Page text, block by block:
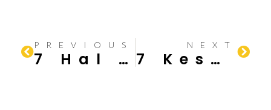
PREVIOUS
7 Hal Penting Sebelum Membangun Pondasi Pagar Rumah
NEXT
7 Kesalahan Desain Interior yang Sering Dilakukan Para Profesional